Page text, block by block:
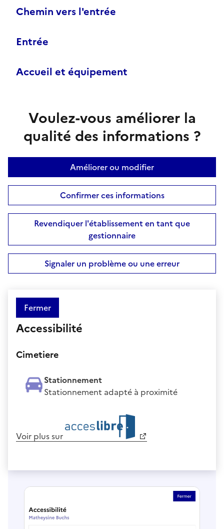
Chemin vers l'entrée
Entrée
Accueil et équipement
Voulez-vous améliorer la
qualité des informations ?
Améliorer ou modifier
Confirmer ces informations
Revendiquer l'établissement en tant que
gestionnaire
Signaler un problème ou une erreur
Fermer
Accessibilité
Cimetiere
Stationnement
Stationnement adapté à proximité
Voir plus sur